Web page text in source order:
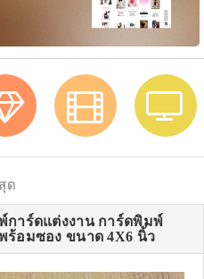
ด
การ์ดแต่งงาน การ์ดพิมพ์
ร้อมซอง ขนาด 4X6 นิ้ว